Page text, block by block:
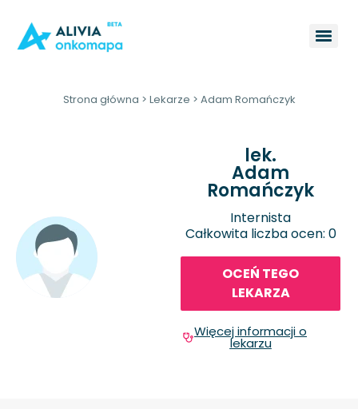
Strona główna > Lekarze > Adam Romańczyk
lek.
Adam
Romańczyk
Internista
Całkowita liczba ocen: 0
OCEŃ TEGO
LEKARZA
Więcej informacji o
lekarzu